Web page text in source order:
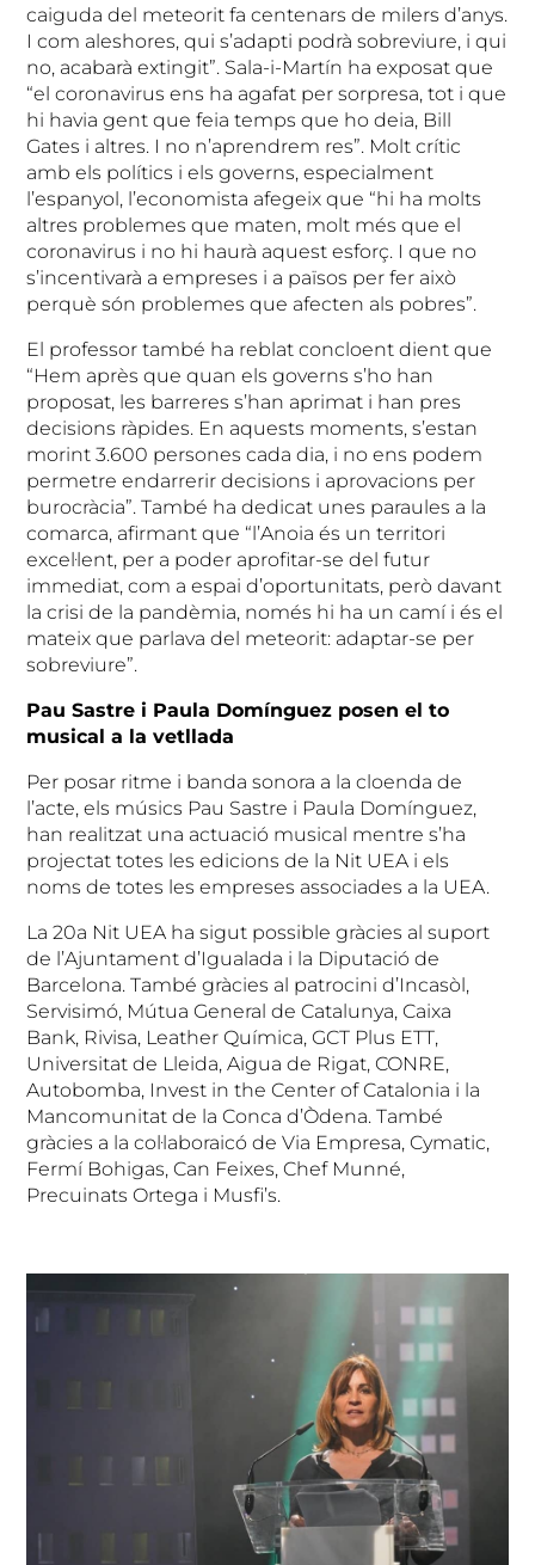
caiguda del meteorit fa centenars de milers d’anys.
I com aleshores, qui s’adapti podrà sobreviure, i qui
no, acabarà extingit”. Sala-i-Martín ha exposat que
“el coronavirus ens ha agafat per sorpresa, tot i que
hi havia gent que feia temps que ho deia, Bill
Gates i altres. I no n’aprendrem res”. Molt crític
amb els polítics i els governs, especialment
l’espanyol, l’economista afegeix que “hi ha molts
altres problemes que maten, molt més que el
coronavirus i no hi haurà aquest esforç. I que no
s’incentivarà a empreses i a països per fer això
perquè són problemes que afecten als pobres”.
El professor també ha reblat concloent dient que
“Hem après que quan els governs s’ho han
proposat, les barreres s’han aprimat i han pres
decisions ràpides. En aquests moments, s’estan
morint 3.600 persones cada dia, i no ens podem
permetre endarrerir decisions i aprovacions per
burocràcia”. També ha dedicat unes paraules a la
comarca, afirmant que “l’Anoia és un territori
excel·lent, per a poder aprofitar-se del futur
immediat, com a espai d’oportunitats, però davant
la crisi de la pandèmia, només hi ha un camí i és el
mateix que parlava del meteorit: adaptar-se per
sobreviure”.
Pau Sastre i Paula Domínguez posen el to
musical a la vetllada
Per posar ritme i banda sonora a la cloenda de
l’acte, els músics Pau Sastre i Paula Domínguez,
han realitzat una actuació musical mentre s’ha
projectat totes les edicions de la Nit UEA i els
noms de totes les empreses associades a la UEA.
La 20a Nit UEA ha sigut possible gràcies al suport
de l’Ajuntament d’Igualada i la Diputació de
Barcelona. També gràcies al patrocini d’Incasòl,
Servisimó, Mútua General de Catalunya, Caixa
Bank, Rivisa, Leather Química, GCT Plus ETT,
Universitat de Lleida, Aigua de Rigat, CONRE,
Autobomba, Invest in the Center of Catalonia i la
Mancomunitat de la Conca d’Òdena. També
gràcies a la col·laboraicó de Via Empresa, Cymatic,
Fermí Bohigas, Can Feixes, Chef Munné,
Precuinats Ortega i Musfi’s.